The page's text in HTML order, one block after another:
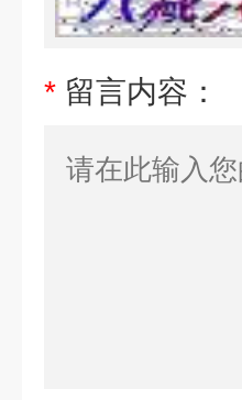
* 留言内容：